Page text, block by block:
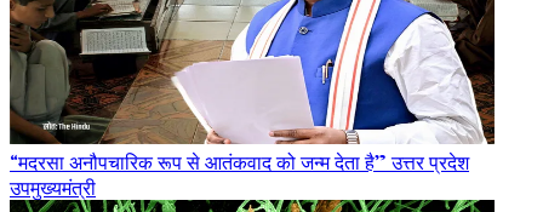
“मदरसा अनौपचारिक रूप से आतंकवाद को जन्म देता है” उत्तर प्रदेश
उपमुख्यमंत्री